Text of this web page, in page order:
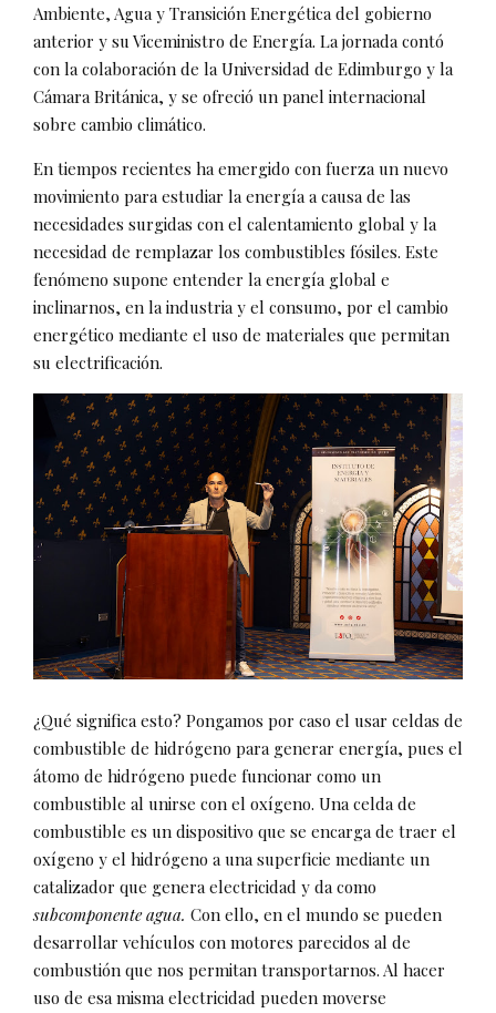
Ambiente, Agua y Transición Energética del gobierno
anterior y su Viceministro de Energía. La jornada contó
con la colaboración de la Universidad de Edimburgo y la
Cámara Británica, y se ofreció un panel internacional
sobre cambio climático.
En tiempos recientes ha emergido con fuerza un nuevo
movimiento para estudiar la energía a causa de las
necesidades surgidas con el calentamiento global y la
necesidad de remplazar los combustibles fósiles. Este
fenómeno supone entender la energía global e
inclinarnos, en la industria y el consumo, por el cambio
energético mediante el uso de materiales que permitan
su electrificación.
¿Qué significa esto? Pongamos por caso el usar celdas de
combustible de hidrógeno para generar energía, pues el
átomo de hidrógeno puede funcionar como un
combustible al unirse con el oxígeno. Una celda de
combustible es un dispositivo que se encarga de traer el
oxígeno y el hidrógeno a una superficie mediante un
catalizador que genera electricidad y da como
subcomponente agua. Con ello, en el mundo se pueden
desarrollar vehículos con motores parecidos al de
combustión que nos permitan transportarnos. Al hacer
uso de esa misma electricidad pueden moverse